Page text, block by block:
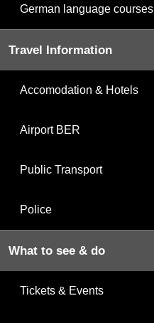
German language courses
Travel Information
Accomodation & Hotels
Airport BER
Public Transport
Police
What to see & do
Tickets & Events